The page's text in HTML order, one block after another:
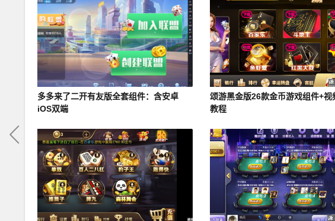
多多来了二开有友版全套组件：含安卓
iOS双端
颂游黑金版26款金币游戏组件+视
教程